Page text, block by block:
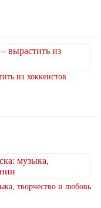
из хоккеистов
творчество и любовь